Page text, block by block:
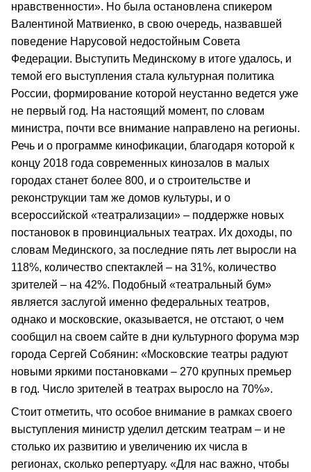
нравственности». Но была остановлена спикером
Валентиной Матвиенко, в свою очередь, назвавшей
поведение Нарусовой недостойным Совета
Федерации. Выступить Мединскому в итоге удалось, и
темой его выступления стала культурная политика
России, формирование которой неустанно ведется уже
не первый год. На настоящий момент, по словам
министра, почти все внимание направлено на регионы.
Речь и о программе кинофикации, благодаря которой к
концу 2018 года современных кинозалов в малых
городах станет более 800, и о строительстве и
реконструкции там же домов культуры, и о
всероссийской «театрализации» – поддержке новых
постановок в провинциальных театрах. Их доходы, по
словам Мединского, за последние пять лет выросли на
118%, количество спектаклей – на 31%, количество
зрителей – на 42%. Подобный «театральный бум»
является заслугой именно федеральных театров,
однако и московские, оказывается, не отстают, о чем
сообщил на своем сайте в дни культурного форума мэр
города Сергей Собянин: «Московские театры радуют
новыми яркими постановками – 270 крупных премьер
в год. Число зрителей в театрах выросло на 70%».
Стоит отметить, что особое внимание в рамках своего
выступления министр уделил детским театрам – и не
столько их развитию и увеличению их числа в
регионах, сколько репертуару. «Для нас важно, чтобы